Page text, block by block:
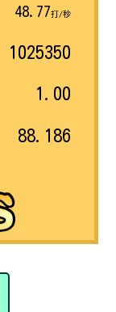
48.77打/秒
1025350
1.00
88.186